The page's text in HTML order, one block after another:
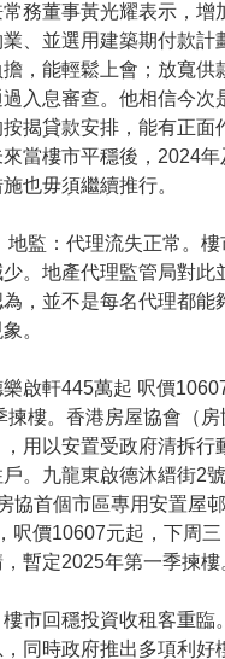
務董事黃光耀表示，增
、並選用建築期付款計
，能輕鬆上會；放寬供
入息審查。他相信今次
揭貸款安排，能有正面
當樓市平穩後，2024
也毋須繼續推行。
地監：代理流失正常。
。地產代理監管局對此
，並不是每名代理都能
。
樂啟軒445萬起 呎價
揀樓。香港房屋協會（
用以安置受政府清拆行
。九龍東啟德沐縉街2
協首個市區專用安置屋
呎價10607元起，下周
暫定2025年第一季揀樓
樓市回穩投資收租客重臨
同時政府推出多項利好